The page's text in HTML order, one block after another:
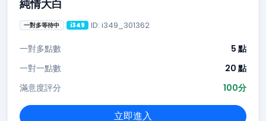
純情大白
一對多等待中 i349 ID: i349_301362
一對多點數
5 點
一對一點數
20 點
滿意度評分
100分
立即進入